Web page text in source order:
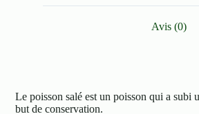
Avis (0)
Le poisson salé est un poisson qui a subi
but de conservation.